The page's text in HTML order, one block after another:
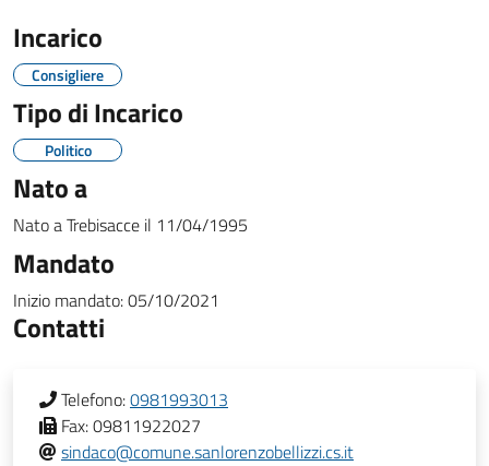
Incarico
Consigliere
Tipo di Incarico
Politico
Nato a
Nato aTrebisacce il 11/04/1995
Mandato
Inizio mandato:05/10/2021
Contatti
Telefono:0981993013
Fax:09811922027
sindaco@comune.sanlorenzobellizzi.cs.it